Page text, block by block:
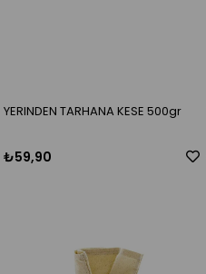
YERINDEN TARHANA KESE 500gr
₺59,90